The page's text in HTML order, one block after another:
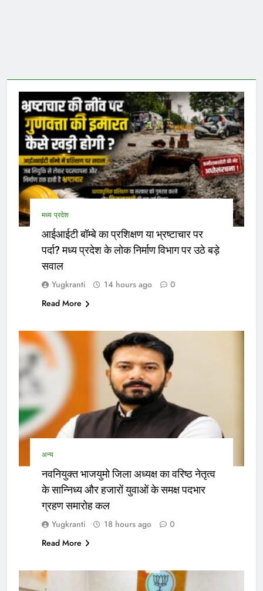
मध्य प्रदेश
आईआईटी बॉम्बे का प्रशिक्षण या भ्रष्टाचार पर
पर्दा? मध्य प्रदेश के लोक निर्माण विभाग पर उठे बड़े
सवाल
Yugkranti 14 hours ago
0
Read More
अन्य
नवनियुक्त भाजयुमो जिला अध्यक्ष का वरिष्ठ नेतृत्व
के सान्निध्य और हजारों युवाओं के समक्ष पदभार
ग्रहण समारोह कल
Yugkranti 18 hours ago
0
Read More